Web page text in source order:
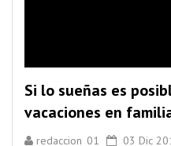
Si lo sueñas es
vacaciones en
redaccion_01
03 Dic